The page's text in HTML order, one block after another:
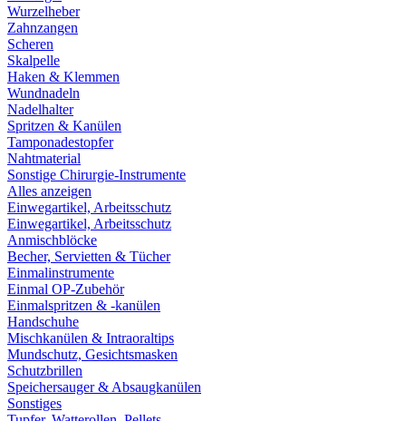
Wurzelheber
Zahnzangen
Scheren
Skalpelle
Haken & Klemmen
Wundnadeln
Nadelhalter
Spritzen & Kanülen
Tamponadestopfer
Nahtmaterial
Sonstige Chirurgie-Instrumente
Alles anzeigen
Einwegartikel, Arbeitsschutz
Einwegartikel, Arbeitsschutz
Anmischblöcke
Becher, Servietten & Tücher
Einmalinstrumente
Einmal OP-Zubehör
Einmalspritzen & -kanülen
Handschuhe
Mischkanülen & Intraoraltips
Mundschutz, Gesichtsmasken
Schutzbrillen
Speichersauger & Absaugkanülen
Sonstiges